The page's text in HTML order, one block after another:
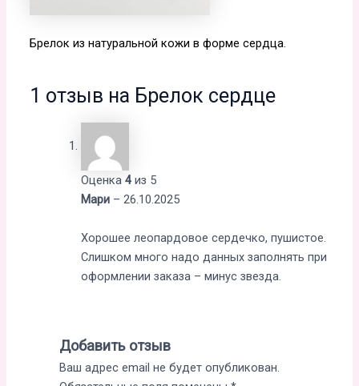
Брелок из натуральной кожи в форме сердца.
1 отзыв на Брелок сердце
Оценка 4из 5
Мари – 26.10.2025
Хорошее леопардовое сердечко, пушистое.
Слишком много надо данных заполнять при
оформлении заказа – минус звезда.
Добавить отзыв
Ваш адрес email не будет опубликован.